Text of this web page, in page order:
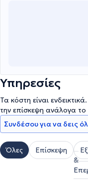
Υπηρεσίες
Τα κόστη είναι
την επίσκεψη ανάλογα το
Συνδέσου για να δεις
Όλες Επίσκεψη
&